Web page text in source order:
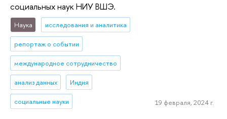
социальных наук НИУ ВШЭ.
Наука исследования и аналитика
репортаж о событии
международное сотрудничество
анализ данных Индия
социальные науки 19 февраля, 2024 г.